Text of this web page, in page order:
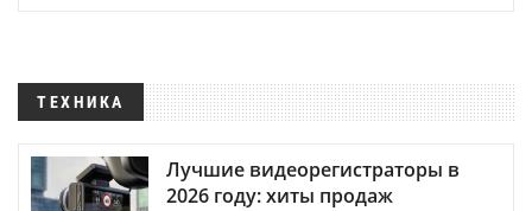
ТЕХНИКА
Лучшие видеорегистраторы в
2026 году: хиты продаж